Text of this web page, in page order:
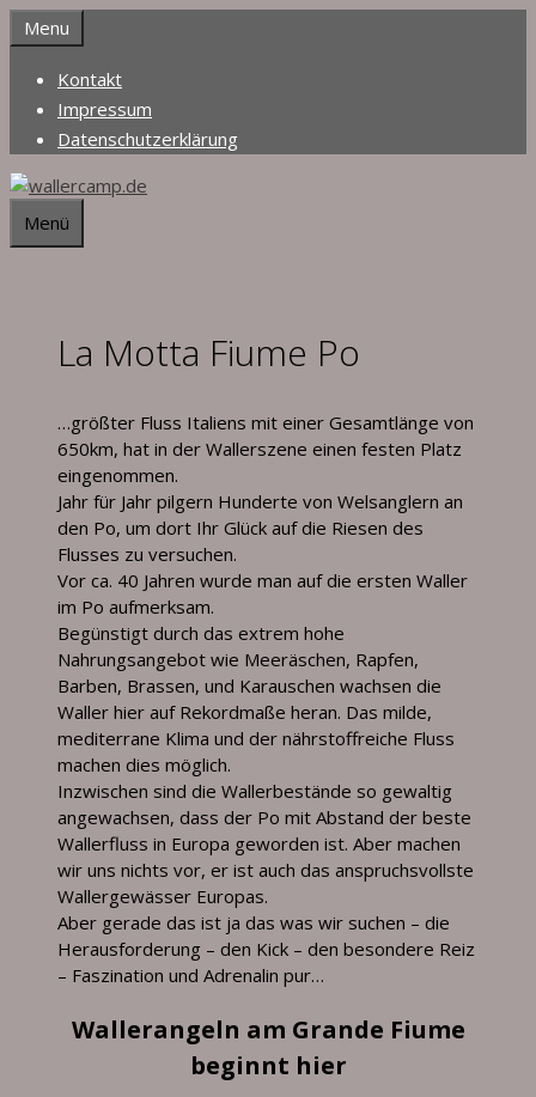
Zum
Inhalt
springen
Menu
Kontakt
Impressum
Datenschutzerklärung
Menü
La Motta Fiume Po
…größter Fluss Italiens mit einer Gesamtlänge von
650km, hat in der Wallerszene einen festen Platz
eingenommen.
Jahr für Jahr pilgern Hunderte von Welsanglern an
den Po, um dort Ihr Glück auf die Riesen des
Flusses zu versuchen.
Vor ca. 40 Jahren wurde man auf die ersten Waller
im Po aufmerksam.
Begünstigt durch das extrem hohe
Nahrungsangebot wie Meeräschen, Rapfen,
Barben, Brassen, und Karauschen wachsen die
Waller hier auf Rekordmaße heran. Das milde,
mediterrane Klima und der nährstoffreiche Fluss
machen dies möglich.
Inzwischen sind die Wallerbestände so gewaltig
angewachsen, dass der Po mit Abstand der beste
Wallerfluss in Europa geworden ist. Aber machen
wir uns nichts vor, er ist auch das anspruchsvollste
Wallergewässer Europas.
Aber gerade das ist ja das was wir suchen – die
Herausforderung – den Kick – den besondere Reiz
– Faszination und Adrenalin pur…
Wallerangeln am Grande Fiume
beginnt hier